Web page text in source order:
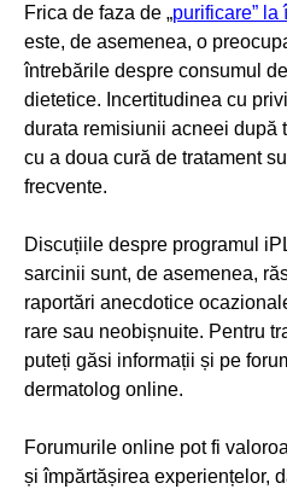
Frica de faza de „purificare”
este, de asemenea, o
întrebările despre consumul
dietetice. Incertitudinea cu
durata remisiunii acneei după
cu a doua cură de tratament
frecvente.
Discuțiile despre programul
sarcinii sunt, de asemenea,
raportări anecdotice
rare sau neobișnuite. Pentru
puteți găsi informații și pe
dermatolog online.
Forumurile online pot fi
și împărtășirea experiențelor,